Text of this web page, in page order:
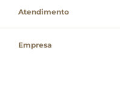
Atendimento
Empresa